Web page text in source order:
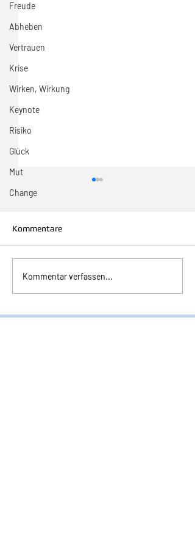
Freude
Abheben
Vertrauen
Krise
Wirken, Wirkung
Keynote
Risiko
Glück
Mut
Change
Inspiration zur Woche
11/2024
Kommentare
Kommentar verfassen...